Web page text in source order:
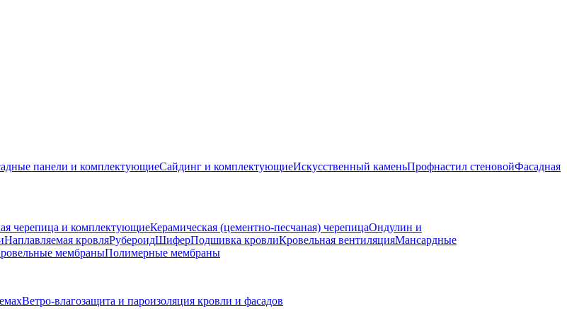
панели и комплектующиеСайдинг и комплектующиеИскусственный каменьПрофнастил стеновойФасадная
черепица и комплектующиеКерамическая (цементно-песчаная) черепицаОндулин и
Наплавляемая кровляРубероидШиферПодшивка кровлиКровельная вентиляцияМансардные
мембраныПолимерные мембраны
Ветро-влагозащита и пароизоляция кровли и фасадов